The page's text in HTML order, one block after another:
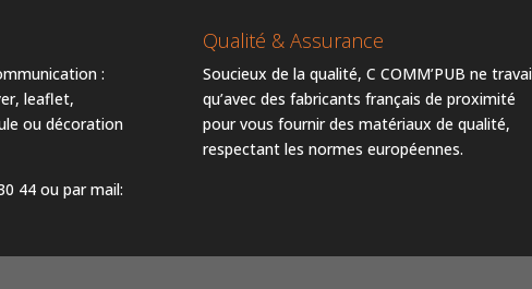
:
leaflet,
ou décoration
44 ou par mail:
Qualité & Assurance
Soucieux de la qualité, C COMM’PUB ne
qu’avec des fabricants français de proximité
pour vous fournir des matériaux de qualité,
respectant les normes européennes.